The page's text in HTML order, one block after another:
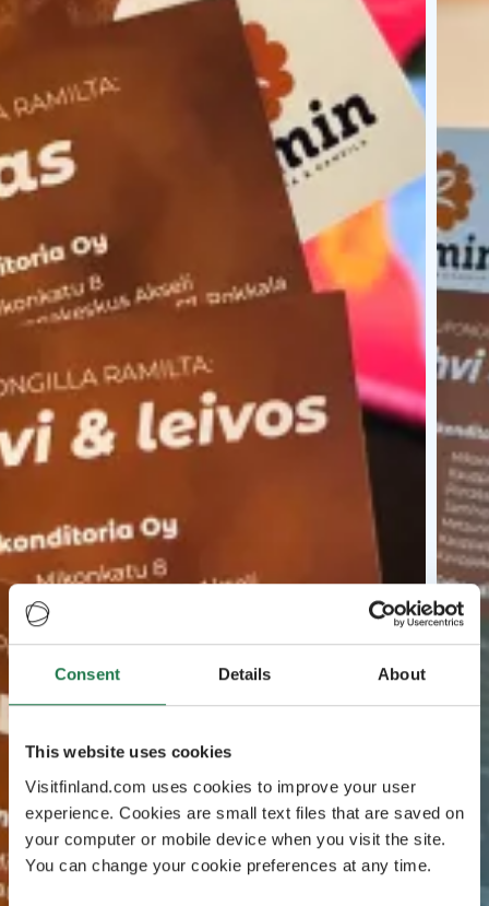
Consent Details About
This website uses cookies
Visitfinland.com uses cookies to improve your user
experience. Cookies are small text files that are saved on
your computer or mobile device when you visit the site.
You can change your cookie preferences at any time.